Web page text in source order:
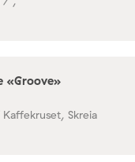
«Groove»
Skreia